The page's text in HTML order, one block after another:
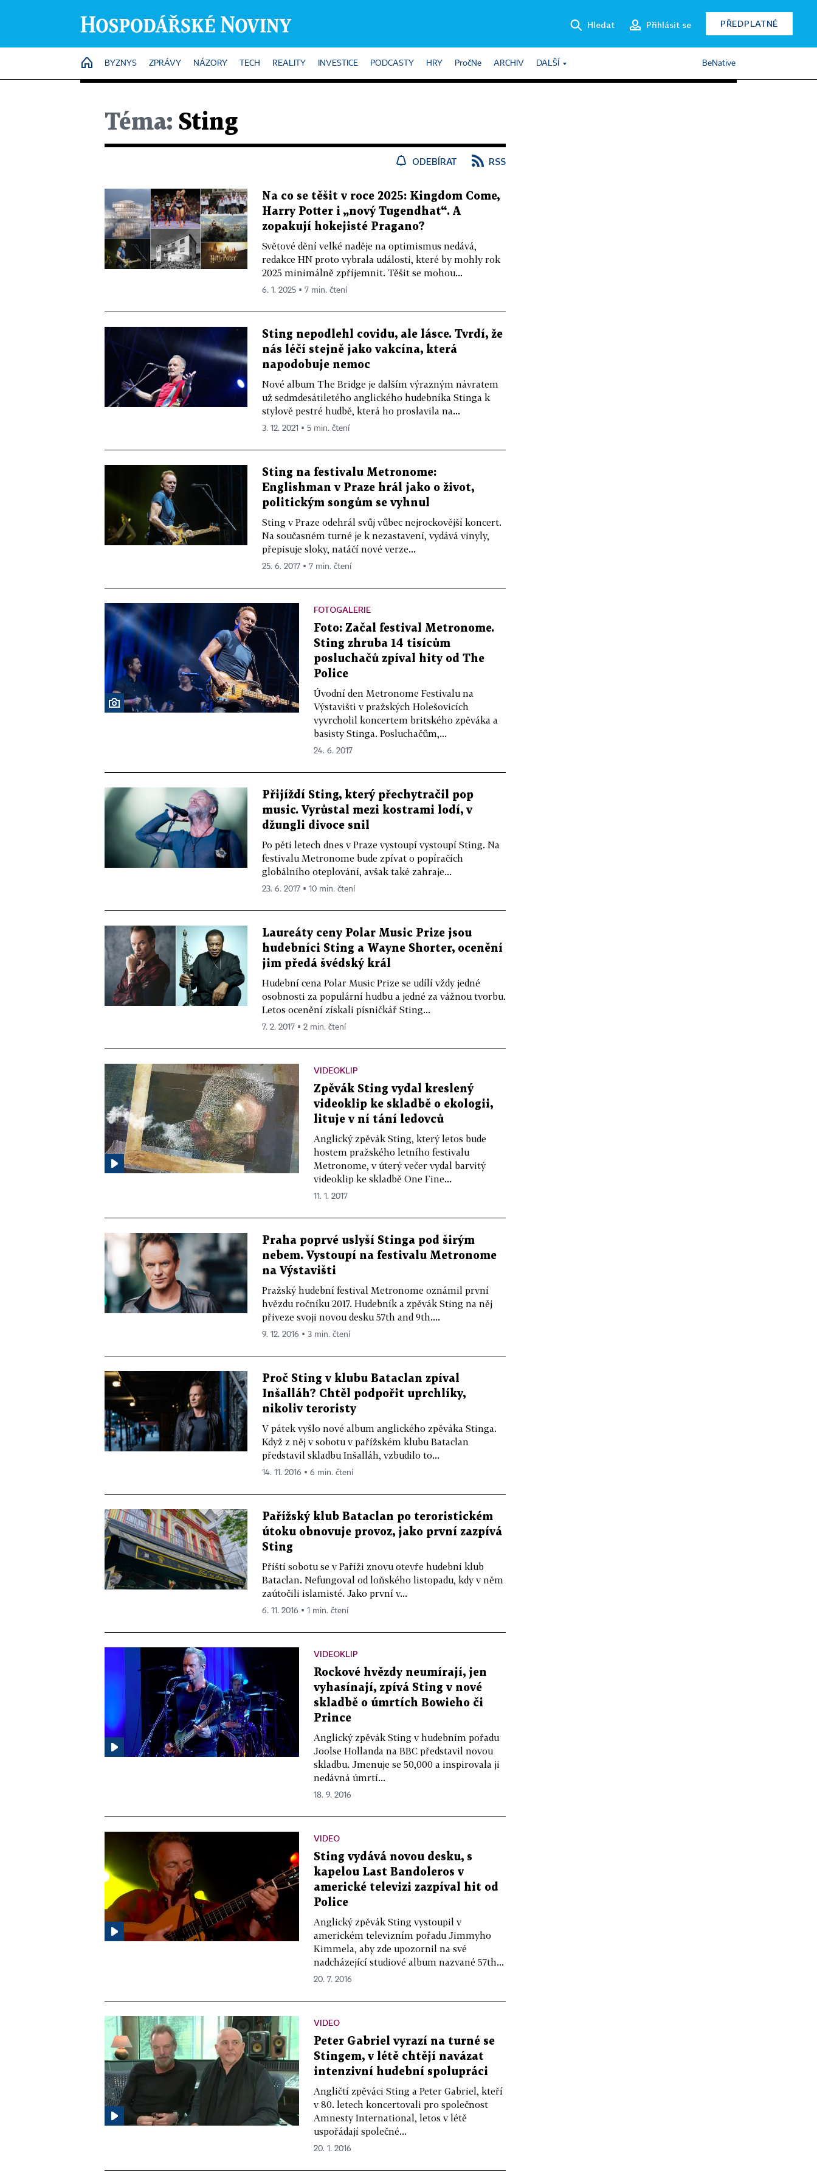
Hledat Přihlásit se PŘEDPLATNÉ
HOME
BYZNYS ZPRÁVY NÁZORY TECH REALITY INVESTICE PODCASTY HRY PročNe ARCHIV DALŠÍ BeNative
Téma: Sting
ODEBÍRAT RSS
Na co se těšit v roce 2025: Kingdom Come,
Harry Potter i „nový Tugendhat“. A
zopakují hokejisté Pragano?
Světové dění velké naděje na optimismus nedává,
redakce HN proto vybrala události, které by mohly rok
2025 minimálně zpříjemnit. Těšit se mohou...
6. 1. 2025 ▪ 7 min. čtení
Sting nepodlehl covidu, ale lásce. Tvrdí, že
nás léčí stejně jako vakcína, která
napodobuje nemoc
Nové album The Bridge je dalším výrazným návratem
už sedmdesátiletého anglického hudebníka Stinga k
stylově pestré hudbě, která ho proslavila na...
3. 12. 2021 ▪ 5 min. čtení
Sting na festivalu Metronome:
Englishman v Praze hrál jako o život,
politickým songům se vyhnul
Sting v Praze odehrál svůj vůbec nejrockovější koncert.
Na současném turné je k nezastavení, vydává vinyly,
přepisuje sloky, natáčí nové verze...
25. 6. 2017 ▪ 7 min. čtení
FOTOGALERIE
Foto: Začal festival Metronome.
Sting zhruba 14 tisícům
posluchačů zpíval hity od The
Police
Úvodní den Metronome Festivalu na
Výstavišti v pražských Holešovicích
vyvrcholil koncertem britského zpěváka a
basisty Stinga. Posluchačům,...
24. 6. 2017
Přijíždí Sting, který přechytračil pop
music. Vyrůstal mezi kostrami lodí, v
džungli divoce snil
Po pěti letech dnes v Praze vystoupí vystoupí Sting. Na
festivalu Metronome bude zpívat o popíračích
globálního oteplování, avšak také zahraje...
23. 6. 2017 ▪ 10 min. čtení
Laureáty ceny Polar Music Prize jsou
hudebníci Sting a Wayne Shorter, ocenění
jim předá švédský král
Hudební cena Polar Music Prize se udílí vždy jedné
osobnosti za populární hudbu a jedné za vážnou tvorbu.
Letos ocenění získali písničkář Sting...
7. 2. 2017 ▪ 2 min. čtení
VIDEOKLIP
Zpěvák Sting vydal kreslený
videoklip ke skladbě o ekologii,
lituje v ní tání ledovců
Anglický zpěvák Sting, který letos bude
hostem pražského letního festivalu
Metronome, v úterý večer vydal barvitý
videoklip ke skladbě One Fine...
11. 1. 2017
Praha poprvé uslyší Stinga pod širým
nebem. Vystoupí na festivalu Metronome
na Výstavišti
Pražský hudební festival Metronome oznámil první
hvězdu ročníku 2017. Hudebník a zpěvák Sting na něj
přiveze svoji novou desku 57th and 9th....
9. 12. 2016 ▪ 3 min. čtení
Proč Sting v klubu Bataclan zpíval
Inšalláh? Chtěl podpořit uprchlíky,
nikoliv teroristy
V pátek vyšlo nové album anglického zpěváka Stinga.
Když z něj v sobotu v pařížském klubu Bataclan
představil skladbu Inšalláh, vzbudilo to...
14. 11. 2016 ▪ 6 min. čtení
Pařížský klub Bataclan po teroristickém
útoku obnovuje provoz, jako první zazpívá
Sting
Příští sobotu se v Paříži znovu otevře hudební klub
Bataclan. Nefungoval od loňského listopadu, kdy v něm
zaútočili islamisté. Jako první v...
6. 11. 2016 ▪ 1 min. čtení
VIDEOKLIP
Rockové hvězdy neumírají, jen
vyhasínají, zpívá Sting v nové
skladbě o úmrtích Bowieho či
Prince
Anglický zpěvák Sting v hudebním pořadu
Joolse Hollanda na BBC představil novou
skladbu. Jmenuje se 50,000 a inspirovala ji
nedávná úmrtí...
18. 9. 2016
VIDEO
Sting vydává novou desku, s
kapelou Last Bandoleros v
americké televizi zazpíval hit od
Police
Anglický zpěvák Sting vystoupil v
americkém televizním pořadu Jimmyho
Kimmela, aby zde upozornil na své
nadcházející studiové album nazvané 57th...
20. 7. 2016
VIDEO
Peter Gabriel vyrazí na turné se
Stingem, v létě chtějí navázat
intenzivní hudební spolupráci
Angličtí zpěváci Sting a Peter Gabriel, kteří
v 80. letech koncertovali pro společnost
Amnesty International, letos v létě
uspořádají společné...
20. 1. 2016